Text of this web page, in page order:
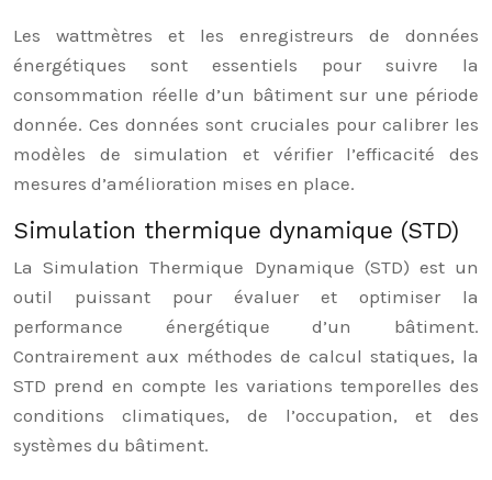
Les wattmètres et les enregistreurs de données
énergétiques sont essentiels pour suivre la
consommation réelle d’un bâtiment sur une période
donnée. Ces données sont cruciales pour calibrer les
modèles de simulation et vérifier l’efficacité des
mesures d’amélioration mises en place.
Simulation thermique dynamique (STD)
La Simulation Thermique Dynamique (STD) est un
outil puissant pour évaluer et optimiser la
performance énergétique d’un bâtiment.
Contrairement aux méthodes de calcul statiques, la
STD prend en compte les variations temporelles des
conditions climatiques, de l’occupation, et des
systèmes du bâtiment.